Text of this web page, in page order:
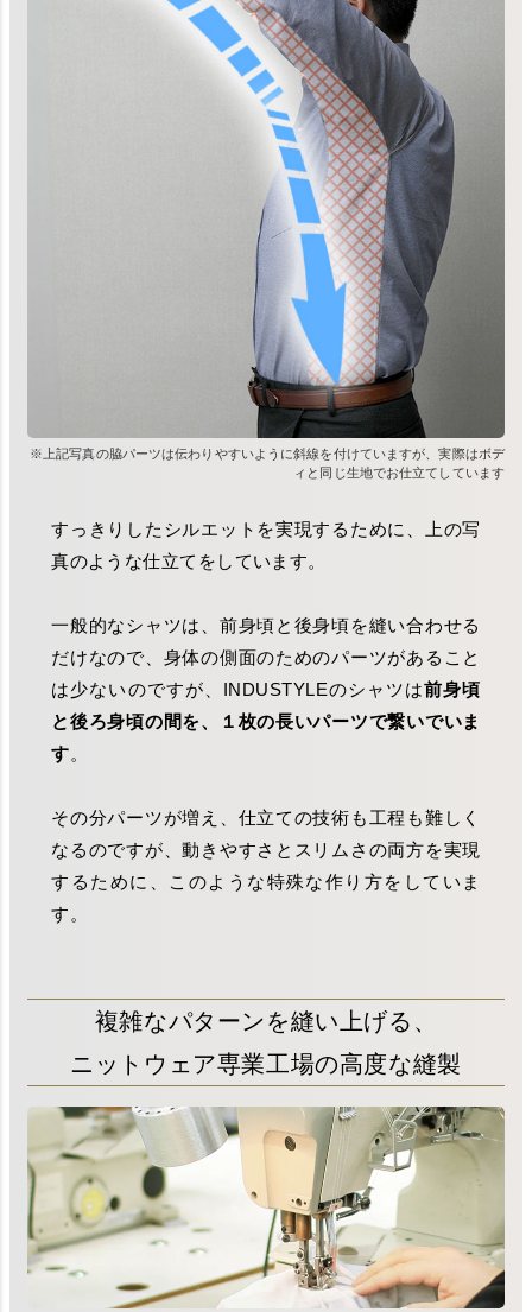
※上記写真の脇パーツは伝わりやすいように斜線を付けていますが、実際はボデ
ィと同じ生地でお仕立てしています
すっきりしたシルエットを実現するために、上の写
真のような仕立てをしています。
一般的なシャツは、前身頃と後身頃を縫い合わせる
だけなので、身体の側面のためのパーツがあること
は少ないのですが、INDUSTYLEのシャツは前身頃
と後ろ身頃の間を、１枚の長いパーツで繋いでいま
す。
その分パーツが増え、仕立ての技術も工程も難しく
なるのですが、動きやすさとスリムさの両方を実現
するために、このような特殊な作り方をしていま
す。
複雑なパターンを縫い上げる、
ニットウェア専業工場の高度な縫製